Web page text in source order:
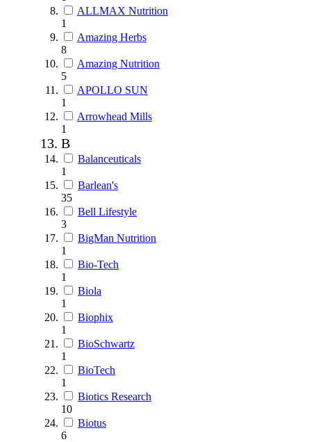
ALLMAX Nutrition
1
Amazing Herbs
8
Amazing Nutrition
5
APOLLO SUN
1
Arrowhead Mills
1
B
Balanceuticals
1
Barlean's
35
Bell Lifestyle
3
BigMan Nutrition
1
Bio-Tech
1
Biola
1
Biophix
1
BioSchwartz
1
BioTech
1
Biotics Research
10
Biotus
6